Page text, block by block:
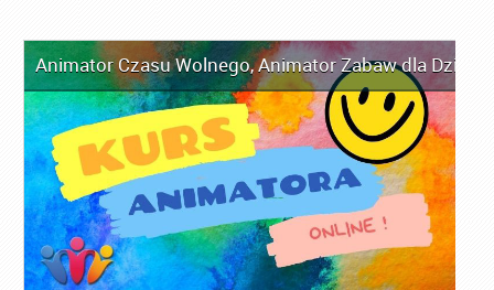
Animator Czasu Wolnego,Animator Zabaw dla Dzieci